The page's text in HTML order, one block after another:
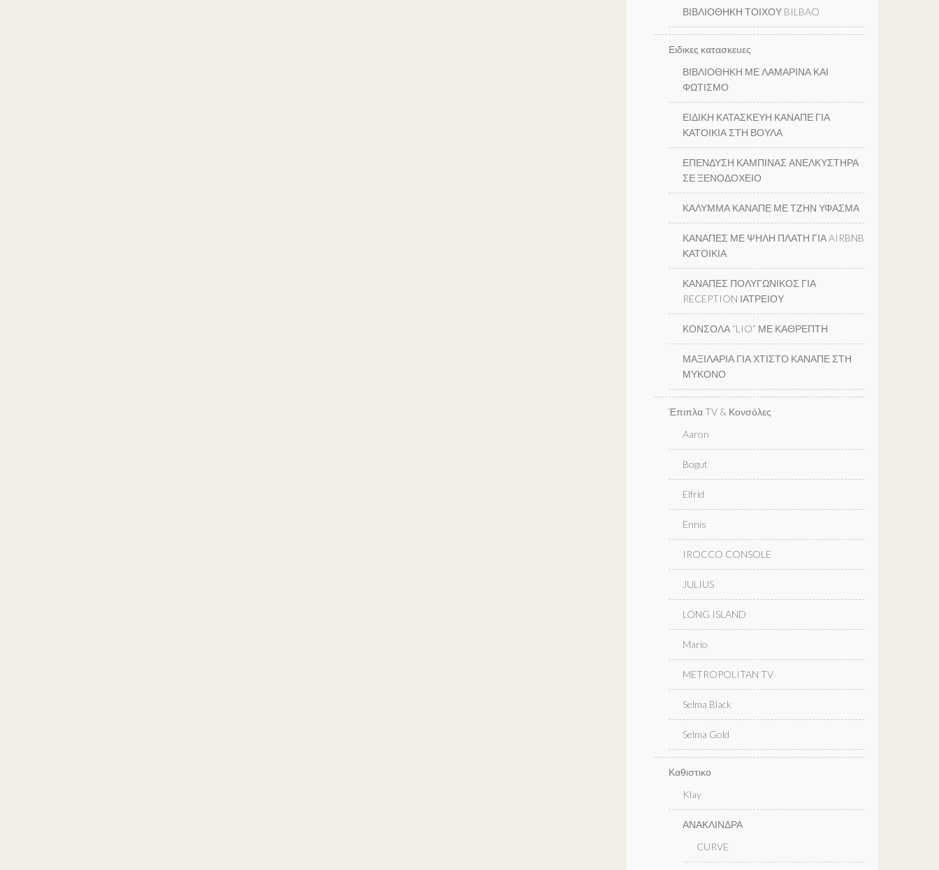
ΒΙΒΛΙΟΘΗΚΗ ΤΟΙΧΟΥ BILBAO
Ειδικες κατασκευες
ΒΙΒΛΙΟΘΗΚΗ ΜΕ ΛΑΜΑΡΙΝΑ ΚΑΙ
ΦΩΤΙΣΜΟ
ΕΙΔΙΚΗ ΚΑΤΑΣΚΕΥΗ ΚΑΝΑΠΕ ΓΙΑ
ΚΑΤΟΙΚΙΑ ΣΤΗ ΒΟΥΛΑ
ΕΠΕΝΔΥΣΗ ΚΑΜΠΙΝΑΣ ΑΝΕΛΚΥΣΤΗΡΑ
ΣΕ ΞΕΝΟΔΟΧΕΙΟ
ΚΑΛΥΜΜΑ ΚΑΝΑΠΕ ΜΕ ΤΖΗΝ ΥΦΑΣΜΑ
ΚΑΝΑΠΕΣ ΜΕ ΨΗΛΗ ΠΛΑΤΗ ΓΙΑ AIRBNB
ΚΑΤΟΙΚΙΑ
ΚΑΝΑΠΕΣ ΠΟΛΥΓΩΝΙΚΟΣ ΓΙΑ
RECEPTION ΙΑΤΡΕΙΟΥ
ΚΟΝΣΟΛΑ “LIO” ΜΕ ΚΑΘΡΕΠΤΗ
ΜΑΞΙΛΑΡΙΑ ΓΙΑ ΧΤΙΣΤΟ ΚΑΝΑΠΕ ΣΤΗ
ΜΥΚΟΝΟ
Έπιπλα TV & Κονσόλες
Aaron
Bogut
Elfrid
Ennis
IROCCO CONSOLE
JULIUS
LONG ISLAND
Mario
METROPOLITAN TV
Selma Black
Selma Gold
Καθιστικο
Klay
ΑΝΑΚΛΙΝΔΡΑ
CURVE